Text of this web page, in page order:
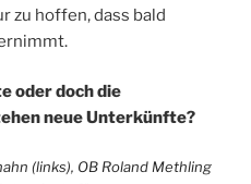
zu hoffen, dass bald
oder doch die
neue Unterkünfte?